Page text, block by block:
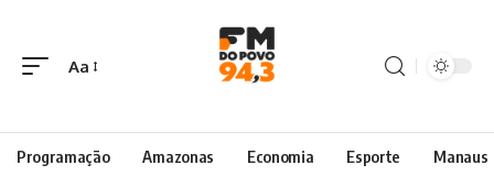
Aa
Programação Amazonas Economia Esporte Manaus